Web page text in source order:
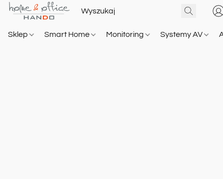
Sklep Smart Home Monitoring Systemy AV